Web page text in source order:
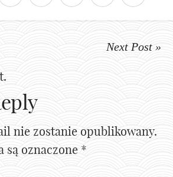
Next Post »
nie zostanie opublikowany.
są oznaczone *